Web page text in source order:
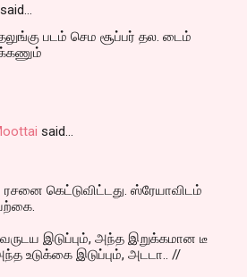
said…
படம் செம சூப்பர் தல. டைம்
said…
கெட்டுவிட்டது. ஸ்ரேயாவிடம்
இடுப்பும், அந்த இறுக்கமான டீ
உடுக்கை இடுப்பும், அடடா.. //